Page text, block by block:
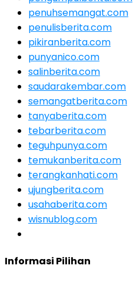
penuhsemangat.com
penulisberita.com
pikiranberita.com
punyanico.com
salinberita.com
saudarakembar.com
semangatberita.com
tanyaberita.com
tebarberita.com
teguhpunya.com
temukanberita.com
terangkanhati.com
ujungberita.com
usahaberita.com
wisnublog.com
Informasi Pilihan